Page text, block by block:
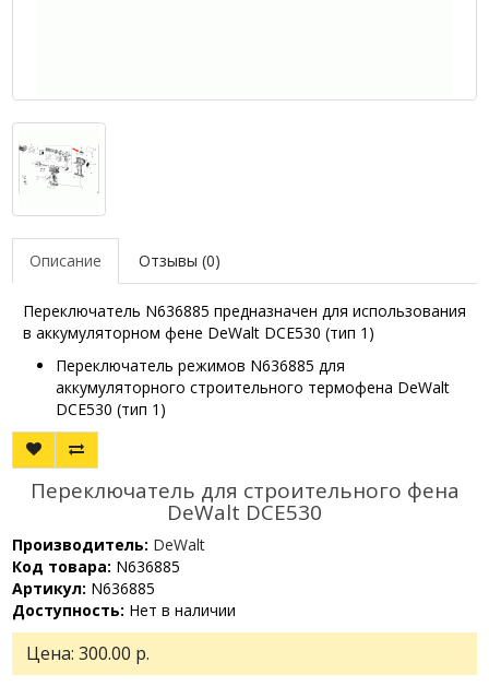
Описание Отзывы (0)
Переключатель N636885 предназначен для использования
в аккумуляторном фене DeWalt DCE530 (тип 1)
Переключатель режимов N636885 для
аккумуляторного строительного термофена DeWalt
DCE530 (тип 1)
Переключатель для строительного фена
DeWalt DCE530
Производитель: DeWalt
Код товара: N636885
Артикул: N636885
Доступность: Нет в наличии
Цена: 300.00 р.